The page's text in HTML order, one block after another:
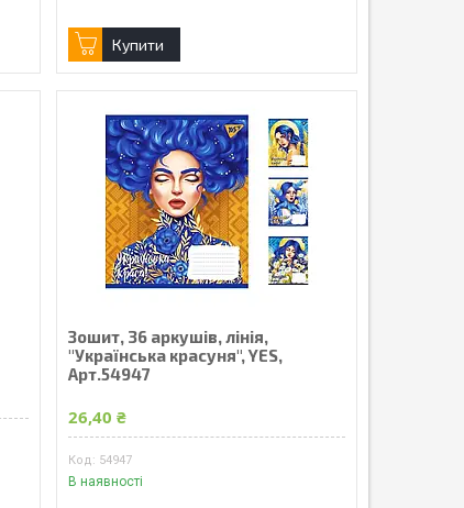
Купити
Зошит, 36 аркушів, лінія,
"Українська красуня", YES,
Арт.54947
26,40 ₴
54947
В наявності